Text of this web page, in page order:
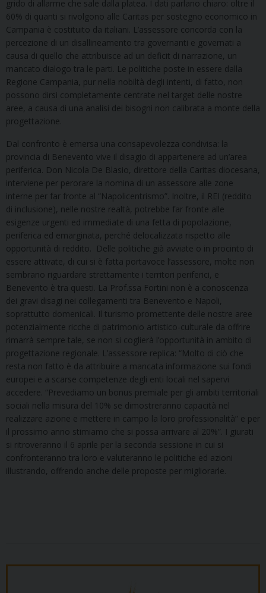
grido di allarme che sale dalla platea. I dati parlano chiaro: oltre il
60% di quanti si rivolgono alle Caritas per sostegno economico in
Campania è costituito da italiani. L’assessore concorda con la
percezione di un disallineamento tra governanti e governati a
causa di quello che attribuisce ad un deficit di narrazione, un
mancato dialogo tra le parti. Le politiche poste in essere dalla
Regione Campania, pur nella nobiltà degli intenti, di fatto, non
possono dirsi completamente centrate nel target delle nostre
aree, a causa di una analisi dei bisogni non calibrata a monte della
progettazione.
Dal confronto è emersa una consapevolezza condivisa: la
provincia di Benevento vive il disagio di appartenere ad un’area
periferica. Don Nicola De Blasio, direttore della Caritas diocesana,
interviene per perorare la nomina di un assessore alle zone
interne per far fronte al “Napolicentrismo”. Inoltre, il REI (reddito
di inclusione), nelle nostre realtà, potrebbe far fronte alle
esigenze urgenti ed immediate di una fetta di popolazione,
periferica ed emarginata, perché delocalizzata rispetto alle
opportunità di reddito. Delle politiche già avviate o in procinto di
essere attivate, di cui si è fatta portavoce l’assessore, molte non
sembrano riguardare strettamente i territori periferici, e
Benevento è tra questi. La Prof.ssa Fortini non è a conoscenza
dei gravi disagi nei collegamenti tra Benevento e Napoli,
soprattutto domenicali. Il turismo promettente delle nostre aree
potenzialmente ricche di patrimonio artistico-culturale da offrire
rimarrà sempre tale, se non si coglierà l’opportunità in ambito di
progettazione regionale. L’assessore replica: “Molto di ciò che
resta non fatto è da attribuire a mancata informazione sui fondi
europei e a scarse competenze degli enti locali nel sapervi
accedere. “Prevediamo un bonus premiale per gli ambiti territoriali
sociali nella misura del 10% se dimostreranno capacità nel
realizzare azione e mettere in campo la loro professionalità” e per
il prossimo anno stimiamo che si possa arrivare al 20%”. I giurati
si ritroveranno il 6 aprile per la seconda sessione in cui si
confronteranno tra loro e valuteranno le politiche ed azioni
illustrando, offrendo anche delle proposte per migliorarle.